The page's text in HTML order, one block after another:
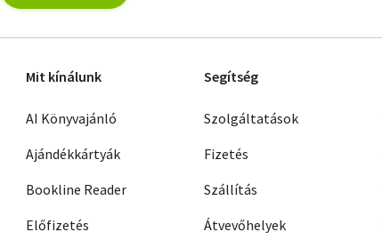
Mit kínálunk
AI Könyvajánló
Ajándékkártyák
Bookline Reader
Előfizetés
Segítség
Szolgáltatások
Fizetés
Szállítás
Átvevőhelyek